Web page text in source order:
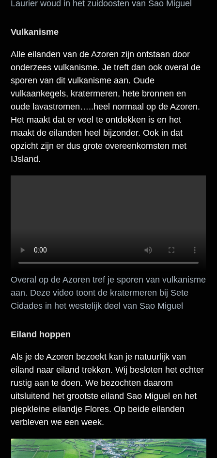
Laurier woud in het zuidoosten van Sao Miguel
Vulkanisme
Alle eilanden van de Azoren zijn ontstaan door
onderzees vulkanisme. Je treft dan ook overal de
sporen van dit vulkanisme aan. Oude
vulkaankegels, kratermeren, hete bronnen en
oude lavastromen…..heel normaal op de Azoren.
Het maakt dat er veel te ontdekken is en het
maakt de eilanden heel bijzonder. Ook in dat
opzicht zijn er dus grote overeenkomsten met
IJsland.
Overal op de Azoren tref je sporen van vulkanisme
aan. Deze video toont de kratermeren bij Sete
Cidades in het westelijk deel van Sao Miguel
Eiland hoppen
Als je de Azoren bezoekt kan je natuurlijk van
eiland naar eiland trekken. Wij besloten het echter
rustig aan te doen. We bezochten daarom
uitsluitend het grootste eiland Sao Miguel en het
piepkleine eilandje Flores. Op beide eilanden
verbleven we een week.